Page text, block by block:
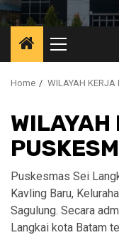
Primary
Menu
Home WILAYAH KERJA
WILAYAH
Puskesmas Sei
Kavling Baru,
Sagulung. Secara
Langkai kota Batam